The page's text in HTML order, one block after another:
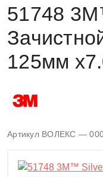
51748
125мм
Артикул ВОЛЕКС —